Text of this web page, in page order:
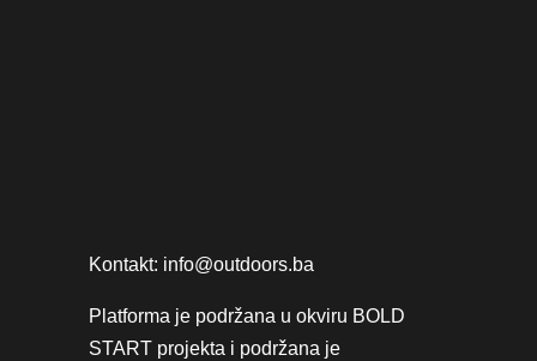
Kontakt: info@outdoors.ba
Platforma je podržana u okviru BOLD
START projekta i podržana je